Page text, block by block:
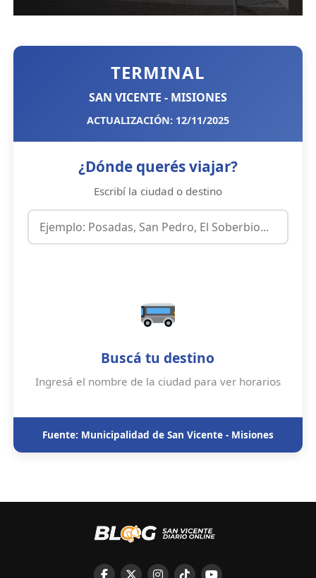
TERMINAL
SAN VICENTE - MISIONES
ACTUALIZACIÓN: 12/11/2025
¿Dónde querés viajar?
Escribí la ciudad o destino
Buscá tu destino
Ingresá el nombre de la ciudad para ver horarios
Fuente: Municipalidad de San Vicente - Misiones